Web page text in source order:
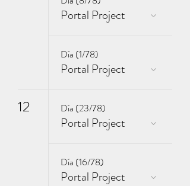
Portal Project
Día (1/78)
Portal Project
12 Día (23/78)
Portal Project
Día (16/78)
Portal Project